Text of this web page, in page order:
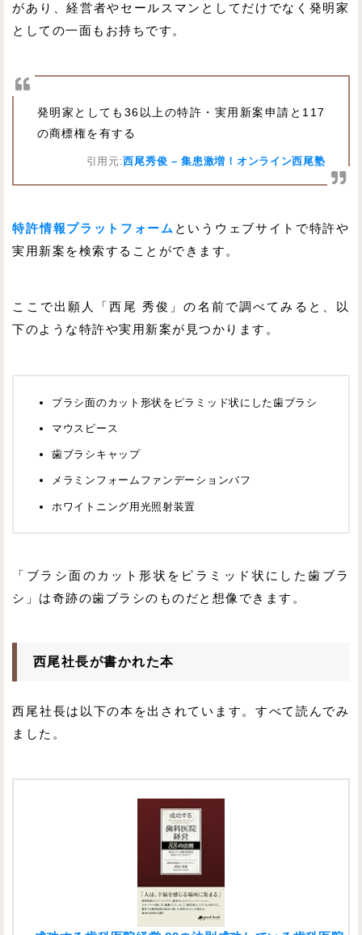
があり、経営者やセールスマンとしてだけでなく発明家
としての一面もお持ちです。
発明家としても36以上の特許・実用新案申請と117
の商標権を有する
引用元:西尾秀俊 – 集患激増！オンライン西尾塾
特許情報プラットフォーム というウェブサイトで特許や
実用新案を検索することができます。
ここで出願人「西尾 秀俊」の名前で調べてみると、以
下のような特許や実用新案が見つかります。
ブラシ面のカット形状をピラミッド状にした歯ブラシ
マウスピース
歯ブラシキャップ
メラミンフォームファンデーションバフ
ホワイトニング用光照射装置
「ブラシ面のカット形状をピラミッド状にした歯ブラ
シ」は奇跡の歯ブラシのものだと想像できます。
西尾社長が書かれた本
西尾社長は以下の本を出されています。すべて読んでみ
ました。